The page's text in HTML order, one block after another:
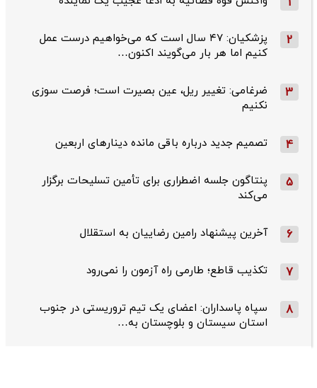
2
پزشکیان: ۴۷ سال است که می‌خواهیم درست عمل
کنیم اما هر بار می‌گویند اکنون…
3
ضرغامی: تغییر ریل، عین بصیرت است؛ فرصت سوزی
نکنیم
4 تصمیم جدید درباره باقی مانده دینارهای اربعین
5
پنتاگون جلسه اضطراری برای تأمین تسلیحات برگزار
می‌کند
6 آخرین پیشنهاد رامین رضاییان به استقلال
7 تکذیب قاطع؛‌ طارمی راه آزمون را نمی‌رود
8
سپاه پاسداران: اعضای یک تیم تروریستی در جنوب
استان سیستان و بلوچستان به…